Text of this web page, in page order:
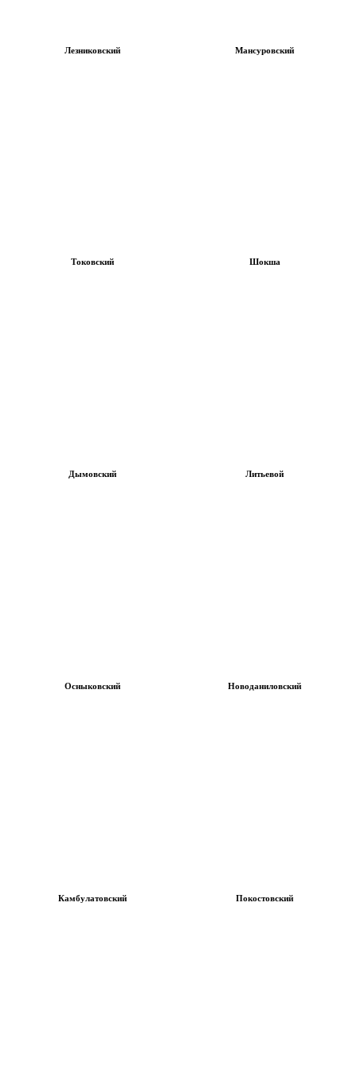
Лезниковский Мансуровский
Токовский Шокша
Дымовский Литьевой
Осныковский Новоданиловский
Камбулатовский Покостовский